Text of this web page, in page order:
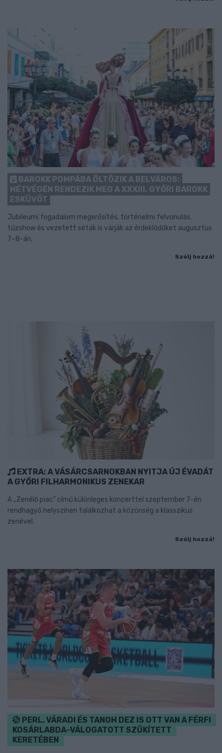
BAROKK POMPÁBA ÖLTÖZIK A BELVÁROS:
HÉTVÉGÉN RENDEZIK MEG A XXXIII. GYŐRI BAROKK
ESKÜVŐT
Jubileumi fogadalom megerősítés, történelmi felvonulás,
tűzshow és vezetett séták is várják az érdeklődőket augusztus
7–8-án.
Szólj hozzá!
EXTRA: A VÁSÁRCSARNOKBAN NYITJA ÚJ ÉVADÁT
A GYŐRI FILHARMONIKUS ZENEKAR
A „Zenélő piac” című különleges koncerttel szeptember 7-én
rendhagyó helyszínen találkozhat a közönség a klasszikus
zenével.
Szólj hozzá!
PERL, VÁRADI ÉS TANOH DEZ IS OTT VAN A FÉRFI
KOSÁRLABDA-VÁLOGATOTT SZŰKÍTETT
KERETÉBEN